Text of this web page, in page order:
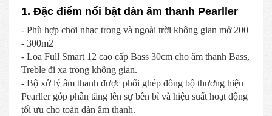
1. Đặc điểm nổi bật dàn âm thanh Pearller
- Phù hợp chơi nhạc trong và ngoài trời không gian mở 200
- 300m2
- Loa Full Smart 12 cao cấp Bass 30cm cho âm thanh Bass,
Treble đi xa trong không gian.
- Bộ xử lý âm thanh được phối ghép đồng bộ thương hiệu
Pearller góp phần tăng lên sự bền bỉ và hiệu suất hoạt động
tối ưu cho toàn dàn âm thanh.